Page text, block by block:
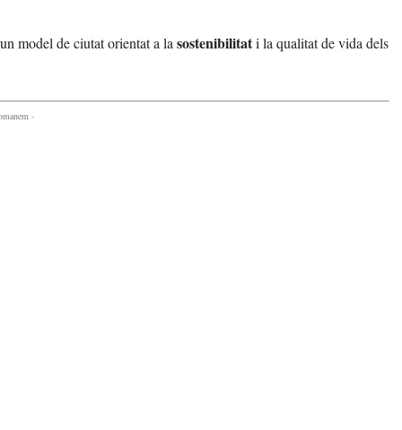
model de ciutat orientat a la sostenibilitati la qualitat de vida dels
-